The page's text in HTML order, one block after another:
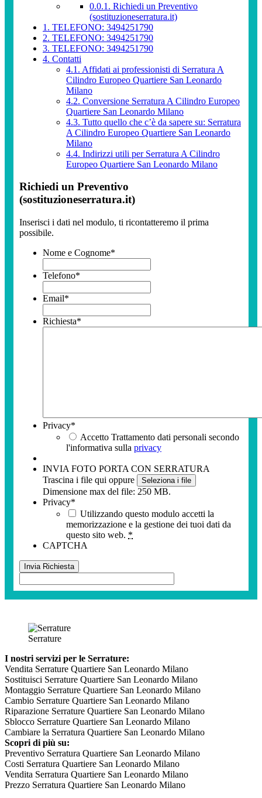
0.0.1. Richiedi un Preventivo
(sostituzioneserratura.it)
1. TELEFONO: 3494251790
2. TELEFONO: 3494251790
3. TELEFONO: 3494251790
4. Contatti
4.1. Affidati ai professionisti di Serratura A
Cilindro Europeo Quartiere San Leonardo
Milano
4.2. Conversione Serratura A Cilindro Europeo
Quartiere San Leonardo Milano
4.3. Tutto quello che c’è da sapere su: Serratura
A Cilindro Europeo Quartiere San Leonardo
Milano
4.4. Indirizzi utili per Serratura A Cilindro
Europeo Quartiere San Leonardo Milano
Richiedi un Preventivo
(sostituzioneserratura.it)
Inserisci i dati nel modulo, ti ricontatteremo il prima
possibile.
Nome e Cognome*
Telefono*
Email*
Richiesta*
Privacy*
Accetto Trattamento dati personali secondo
l'informativa sulla privacy
INVIA FOTO PORTA CON SERRATURA
Trascina i file qui oppure
Seleziona i file
Dimensione max del file: 250 MB.
Privacy*
Utilizzando questo modulo accetti la
memorizzazione e la gestione dei tuoi dati da
questo sito web. *
CAPTCHA
Serrature
I nostri servizi per le Serrature:
Vendita Serrature Quartiere San Leonardo Milano
Sostituisci Serrature Quartiere San Leonardo Milano
Montaggio Serrature Quartiere San Leonardo Milano
Cambio Serrature Quartiere San Leonardo Milano
Riparazione Serrature Quartiere San Leonardo Milano
Sblocco Serrature Quartiere San Leonardo Milano
Cambiare la Serratura Quartiere San Leonardo Milano
Scopri di più su:
Preventivo Serratura Quartiere San Leonardo Milano
Costi Serratura Quartiere San Leonardo Milano
Vendita Serratura Quartiere San Leonardo Milano
Prezzo Serratura Quartiere San Leonardo Milano